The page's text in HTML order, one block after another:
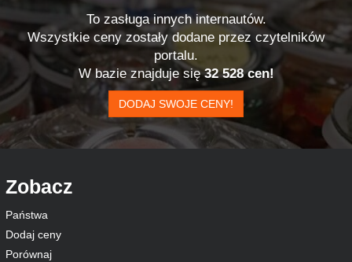
To zasługa innych internautów.
Wszystkie ceny zostały dodane przez czytelników
portalu.
W bazie znajduje się32 528 cen!
DODAJ SWOJE CENY!
Zobacz
Państwa
Dodaj ceny
Porównaj